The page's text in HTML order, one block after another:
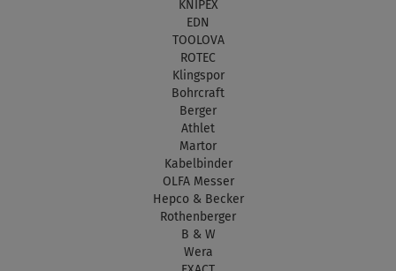
KNIPEX
EDN
TOOLOVA
ROTEC
Klingspor
Bohrcraft
Berger
Athlet
Martor
Kabelbinder
OLFA Messer
Hepco & Becker
Rothenberger
B & W
Wera